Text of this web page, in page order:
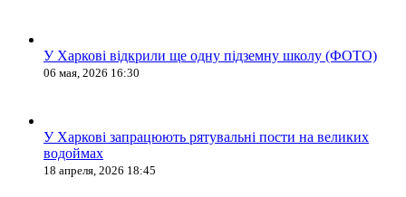
У Харкові відкрили ще одну підземну школу (ФОТО)
06 мая, 2026 16:30
У Харкові запрацюють рятувальні пости на великих
водоймах
18 апреля, 2026 18:45